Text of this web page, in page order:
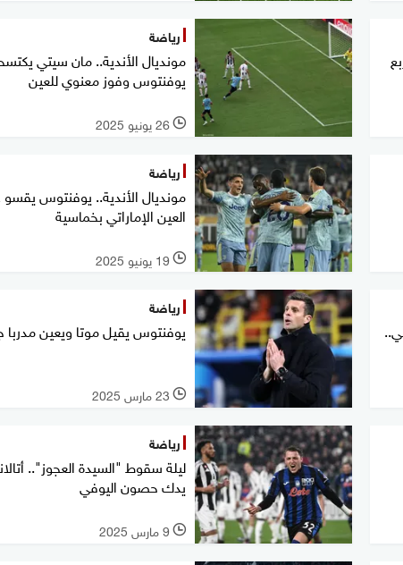
رياضة
مونديال الأندية.. مان سيتي
يوفنتوس وفوز معنوي للعين
l 26 يونيو 2025
رياضة
مونديال الأندية.. يوفنتوس
العين الإماراتي بخماسية
l 19 يونيو 2025
رياضة
يوفنتوس يقيل موتا ويعين مدربا
l 23 مارس 2025
رياضة
ليلة سقوط "السيدة العجوز"..
يدك حصون اليوفي
l 9 مارس 2025